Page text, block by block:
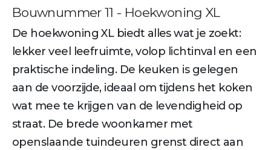
Bouwnummer 11 - Hoekwoning XL
De hoekwoning XL biedt alles wat je zoekt:
lekker veel leefruimte, volop lichtinval en een
praktische indeling. De keuken is gelegen
aan de voorzijde, ideaal om tijdens het koken
wat mee te krijgen van de levendigheid op
straat. De brede woonkamer met
openslaande tuindeuren grenst direct aan